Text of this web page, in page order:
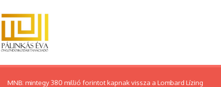
MNB: mintegy 380 millió forintot kapnak vissza a Lombard Lízing